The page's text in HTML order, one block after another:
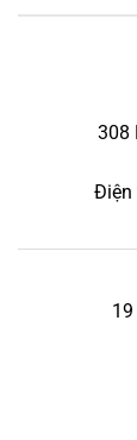
308
Điện
19